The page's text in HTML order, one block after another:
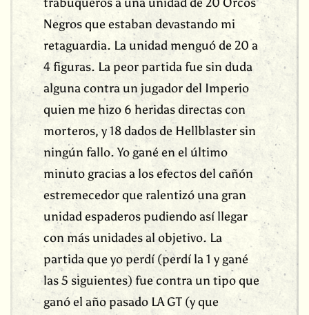
Negros que estaban devastando mi
retaguardia. La unidad menguó de 20 a
4 figuras. La peor partida fue sin duda
alguna contra un jugador del Imperio
quien me hizo 6 heridas directas con
morteros, y 18 dados de Hellblaster sin
ningún fallo. Yo gané en el último
minuto gracias a los efectos del cañón
estremecedor que ralentizó una gran
unidad espaderos pudiendo así llegar
con más unidades al objetivo. La
partida que yo perdí (perdí la 1 y gané
las 5 siguientes) fue contra un tipo que
ganó el año pasado LA GT (y que